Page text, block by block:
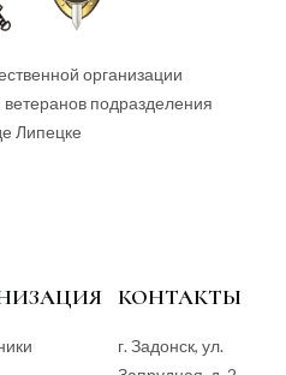
организации
подразделения
Липецке
КОНТАКТЫ
г. Задонск, ул.